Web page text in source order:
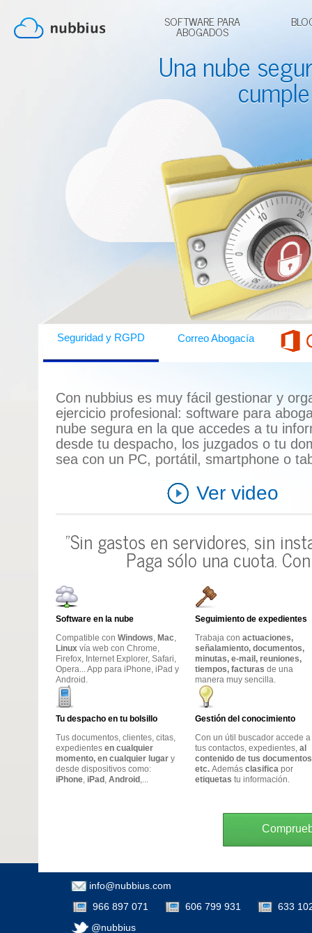
SOFTWARE PARA
ABOGADOS
Una nube
Seguridad y RGPD Correo Abogacía
Con nubbius es muy fácil gestionar y
ejercicio profesional: software para
nube segura en la que accedes a tu
desde tu despacho, los juzgados o tu
sea con un PC, portátil, smartphone o
Ver video
"Sin gastos en servidores, sin
Paga sólo una cuota.
Software en la nube
Compatible con Windows, Mac,
Linux vía web con Chrome,
Firefox, Internet Explorer, Safari,
Opera... App para iPhone, iPad y
Android.
Seguimiento de expedientes
Trabaja con actuaciones,
señalamiento, documentos,
minutas, e-mail, reuniones,
tiempos, facturas de una
manera muy sencilla.
Tu despacho en tu bolsillo
Tus documentos, clientes, citas,
expedientes en cualquier
momento, en cualquier lugar y
desde dispositivos como:
iPhone, iPad , Android ,...
Gestión del conocimiento
Con un útil buscador accede a
tus contactos, expedientes, al
contenido de tus
etc. Además clasifica por
etiquetas tu información.
info@nubbius.com
966 897 071
606 799 931
633
@nubbius